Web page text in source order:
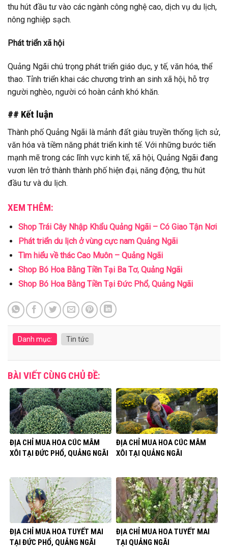
thu hút đầu tư vào các ngành công nghệ cao, dịch vụ du lịch,
nông nghiệp sạch.
Phát triển xã hội
Quảng Ngãi chú trọng phát triển giáo dục, y tế, văn hóa, thể
thao. Tỉnh triển khai các chương trình an sinh xã hội, hỗ trợ
người nghèo, người có hoàn cảnh khó khăn.
## Kết luận
Thành phố Quảng Ngãi là mảnh đất giàu truyền thống lịch sử,
văn hóa và tiềm năng phát triển kinh tế. Với những bước tiến
mạnh mẽ trong các lĩnh vực kinh tế, xã hội, Quảng Ngãi đang
vươn lên trở thành thành phố hiện đại, năng động, thu hút
đầu tư và du lịch.
XEM THÊM:
Shop Trái Cây Nhập Khẩu Quảng Ngãi – Có Giao Tận Nơi
Phát triển du lịch ở vùng cực nam Quảng Ngãi
Tìm hiểu về thác Cao Muôn – Quảng Ngãi
Shop Bó Hoa Bằng Tiền Tại Ba Tơ, Quảng Ngãi
Shop Bó Hoa Bằng Tiền Tại Đức Phổ, Quảng Ngãi
Danh mục: Tin tức
BÀI VIẾT CÙNG CHỦ ĐỀ:
ĐỊA CHỈ MUA HOA CÚC MÂM
XÔI TẠI ĐỨC PHỔ, QUẢNG NGÃI
ĐỊA CHỈ MUA HOA CÚC MÂM
XÔI TẠI QUẢNG NGÃI
ĐỊA CHỈ MUA HOA TUYẾT MAI
TẠI ĐỨC PHỔ, QUẢNG NGÃI
ĐỊA CHỈ MUA HOA TUYẾT MAI
TẠI QUẢNG NGÃI